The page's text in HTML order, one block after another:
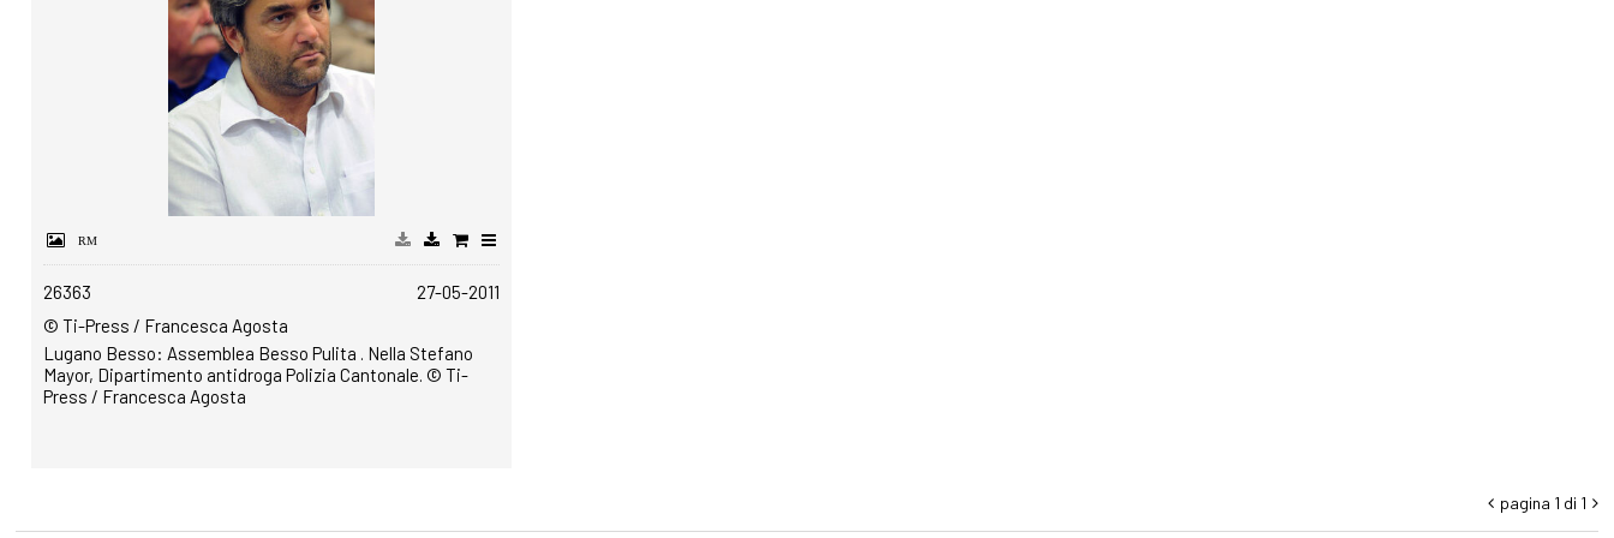
26363
27-05-2011
© Ti-Press / Francesca Agosta
Lugano Besso: Assemblea Besso Pulita . Nella Stefano
Mayor, Dipartimento antidroga Polizia Cantonale. © Ti-
Press / Francesca Agosta
 pagina 1 di 1 